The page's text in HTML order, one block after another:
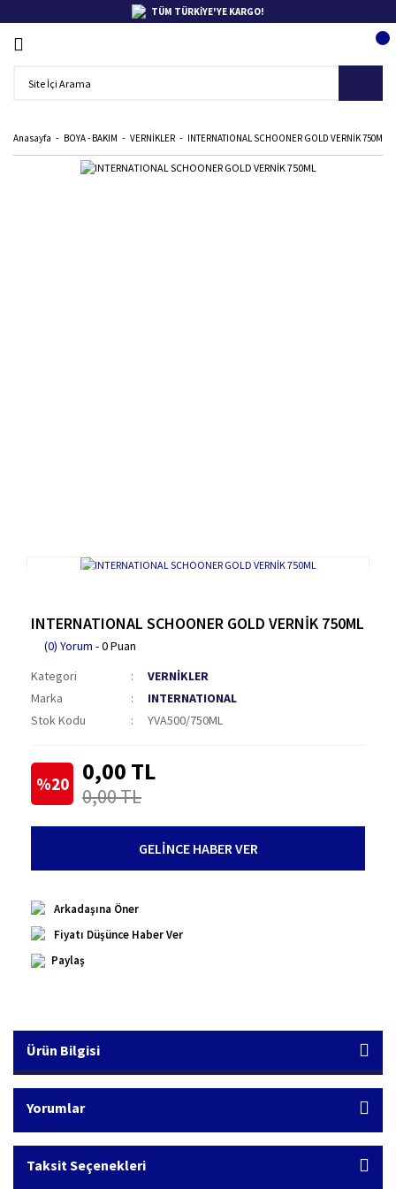
TÜM TÜRKİYE'YE KARGO!
Anasayfa BOYA - BAKIM VERNİKLER INTERNATIONAL SCHOONER GOLD VERNİK 750ML
INTERNATIONAL SCHOONER GOLD VERNİK 750ML
(0) Yorum - 0 Puan
Kategori
VERNİKLER
Marka
INTERNATIONAL
Stok Kodu
YVA500/750ML
%20 0,00 TL
0,00 TL
GELİNCE HABER VER
Arkadaşına Öner
Fiyatı Düşünce Haber Ver
Paylaş
Ürün Bilgisi
Yorumlar
Taksit Seçenekleri